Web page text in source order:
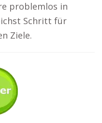
problemlos in
Schritt für
Ziele.